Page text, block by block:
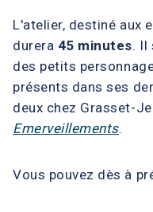
L'atelier, destiné aux
durera 45 minutes. Il
des petits
présents dans ses
deux chez Grasset-
Emerveillements.
Vous pouvez dès à